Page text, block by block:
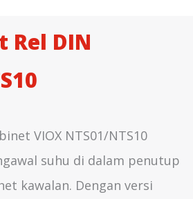
Rel DIN
VIOX NTS01/NTS10
suhu di dalam penutup
kawalan. Dengan versi